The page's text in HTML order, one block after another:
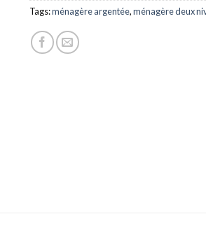
Tags:ménagère argentée,ménagère deux